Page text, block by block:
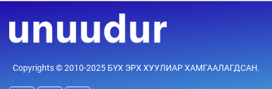
Уржигдар 12 цаг 30 мин
үйлчилж буй гэв
Уржигдар 12 цаг 00 мин
Copyrights © 2010-2025 БҮХ ЭРХ ХУУЛИАР ХАМГААЛАГДСАН.